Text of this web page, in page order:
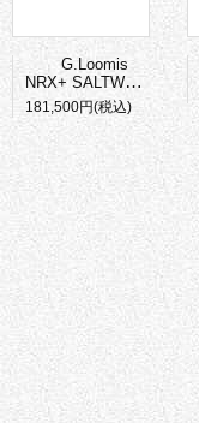
G.Loomis
NRX+ SALTWATER
181,500円(税込)